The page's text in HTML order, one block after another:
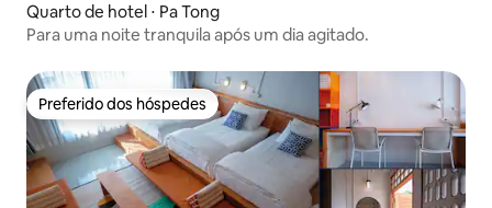
Quarto de hotel ⋅ Pa Tong
Para uma noite tranquila após um dia agitado.
Preferido dos hóspedes
Preferido dos hóspedes